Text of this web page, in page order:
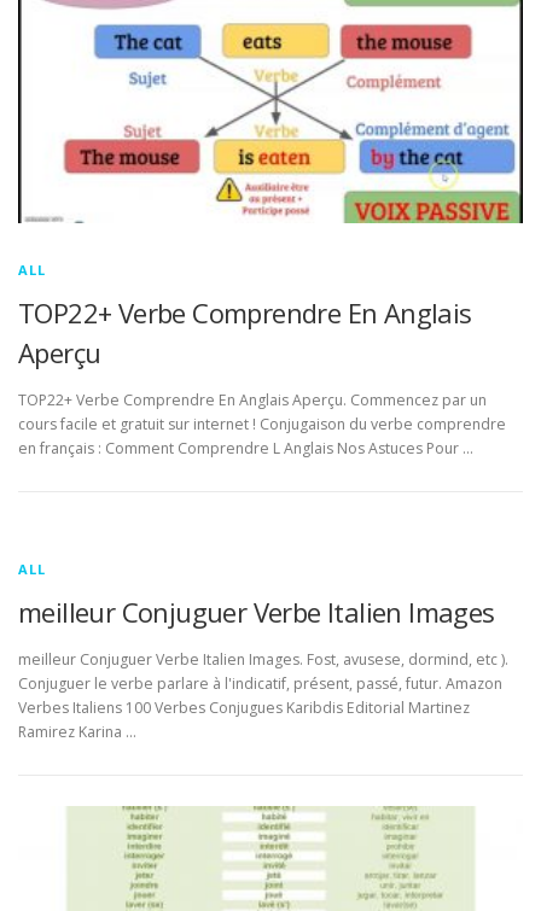
ALL
TOP22+ Verbe Comprendre En Anglais
Aperçu
TOP22+ Verbe Comprendre En Anglais Aperçu. Commencez par un
cours facile et gratuit sur internet ! Conjugaison du verbe comprendre
en français : Comment Comprendre L Anglais Nos Astuces Pour …
ALL
meilleur Conjuguer Verbe Italien Images
meilleur Conjuguer Verbe Italien Images. Fost, avusese, dormind, etc ).
Conjuguer le verbe parlare à l'indicatif, présent, passé, futur. Amazon
Verbes Italiens 100 Verbes Conjugues Karibdis Editorial Martinez
Ramirez Karina …